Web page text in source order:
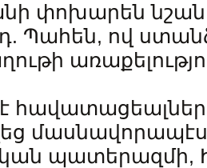
փոխարեն
Պահեն, ով
պատերազմի,